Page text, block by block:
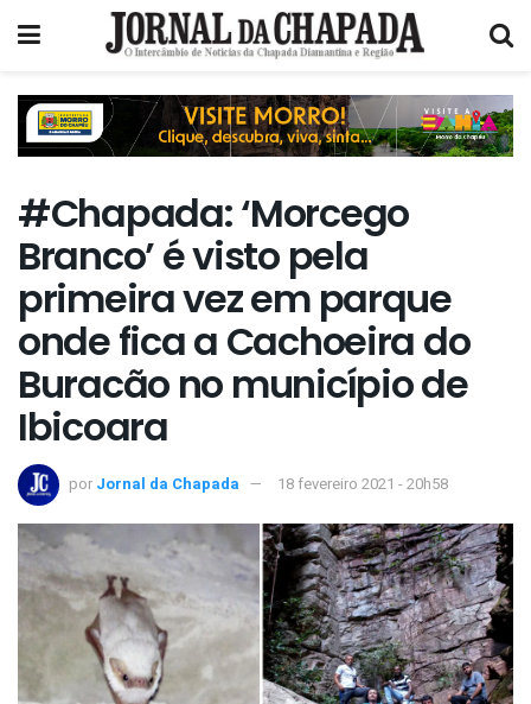
#Chapada: ‘Morcego
Branco’ é visto pela
primeira vez em parque
onde fica a Cachoeira do
Buracão no município de
Ibicoara
por Jornal da Chapada 18 fevereiro 2021 - 20h58